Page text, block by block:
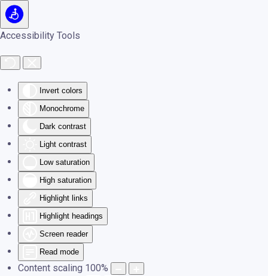
Accessibility Tools
Invert colors
Monochrome
Dark contrast
Light contrast
Low saturation
High saturation
Highlight links
Highlight headings
Screen reader
Read mode
Content scaling 100%
Skip to main content